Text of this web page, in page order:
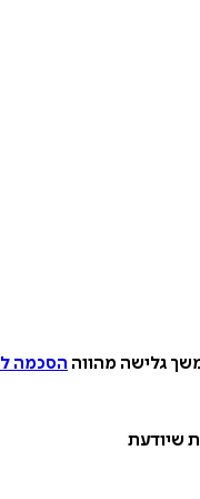
גלישה מהווה הסכמה
שיודעת